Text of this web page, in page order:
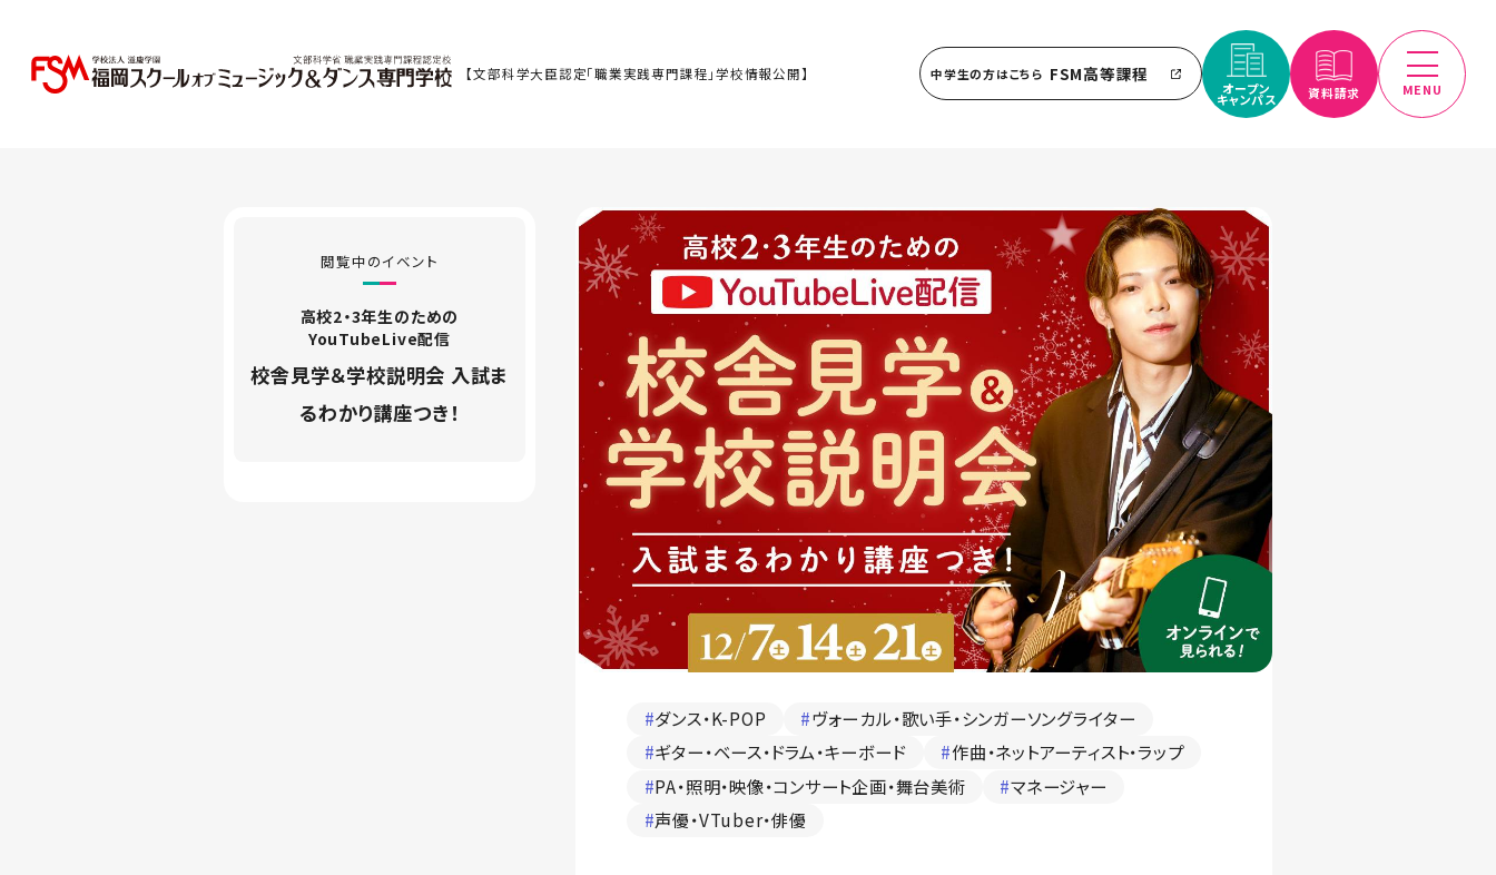
【文部科学大臣認定「職業実践専門課程」学校情報公開】 中学生の方はこちら FSM高等課程
オープン
キャンパス 資料請求 MENU
閲覧中のイベント
高校2・3年生のための
YouTubeLive配信
校舎見学＆学校説明会 入試ま
るわかり講座つき！
#ダンス・K-POP #ヴォーカル・歌い手・シンガーソングライター
#ギター・ベース・ドラム・キーボード #作曲・ネットアーティスト・ラップ
#PA・照明・映像・コンサート企画・舞台美術 #マネージャー
#声優・VTuber・俳優